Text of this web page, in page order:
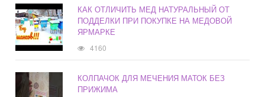
КАК ОТЛИЧИТЬ МЕД НАТУРАЛЬНЫЙ ОТ
ПОДДЕЛКИ ПРИ ПОКУПКЕ НА МЕДОВОЙ
ЯРМАРКЕ
4160
КОЛПАЧОК ДЛЯ МЕЧЕНИЯ МАТОК БЕЗ
ПРИЖИМА